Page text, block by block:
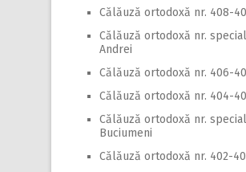
Călăuză ortodoxă nr. 408-
Călăuză ortodoxă nr.
Andrei
Călăuză ortodoxă nr. 406-
Călăuză ortodoxă nr. 404-
Călăuză ortodoxă nr. special
Buciumeni
Călăuză ortodoxă nr. 402-